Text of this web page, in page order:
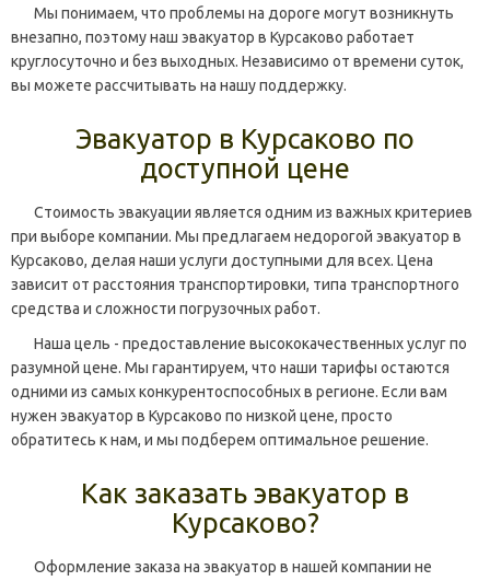
Мы понимаем, что проблемы на дороге могут возникнуть
внезапно, поэтому наш эвакуатор в Курсаково работает
круглосуточно и без выходных. Независимо от времени суток,
вы можете рассчитывать на нашу поддержку.
Эвакуатор в Курсаково по
доступной цене
Стоимость эвакуации является одним из важных критериев
при выборе компании. Мы предлагаем недорогой эвакуатор в
Курсаково, делая наши услуги доступными для всех. Цена
зависит от расстояния транспортировки, типа транспортного
средства и сложности погрузочных работ.
Наша цель - предоставление высококачественных услуг по
разумной цене. Мы гарантируем, что наши тарифы остаются
одними из самых конкурентоспособных в регионе. Если вам
нужен эвакуатор в Курсаково по низкой цене, просто
обратитесь к нам, и мы подберем оптимальное решение.
Как заказать эвакуатор в
Курсаково?
Оформление заказа на эвакуатор в нашей компании не